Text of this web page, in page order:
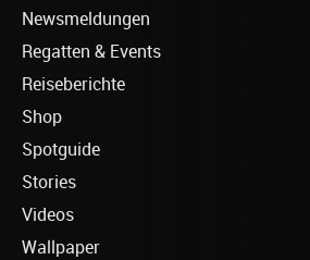
Newsmeldungen
Regatten & Events
Reiseberichte
Shop
Spotguide
Stories
Videos
Wallpaper